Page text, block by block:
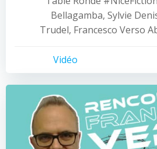
Bellagamba, Sylvie
Trudel, Francesco Verso
Vidéo